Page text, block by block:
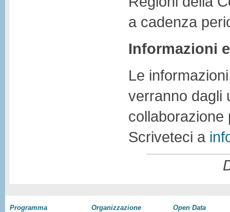
a cadenza
Informazioni
Le
verranno dagli
collaborazione
Scriveteci a
Programma Organizzazione Open Data